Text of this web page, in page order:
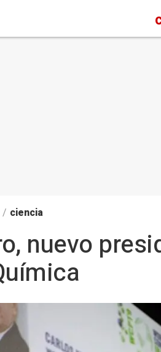
/ ciencia
nuevo